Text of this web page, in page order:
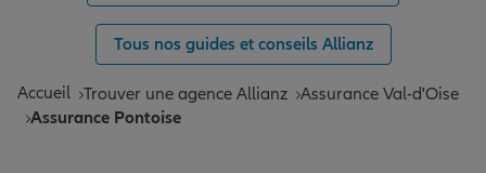
Tous nos guides et conseils Allianz
Accueil Trouver une agence Allianz Assurance Val-d'Oise
Assurance Pontoise